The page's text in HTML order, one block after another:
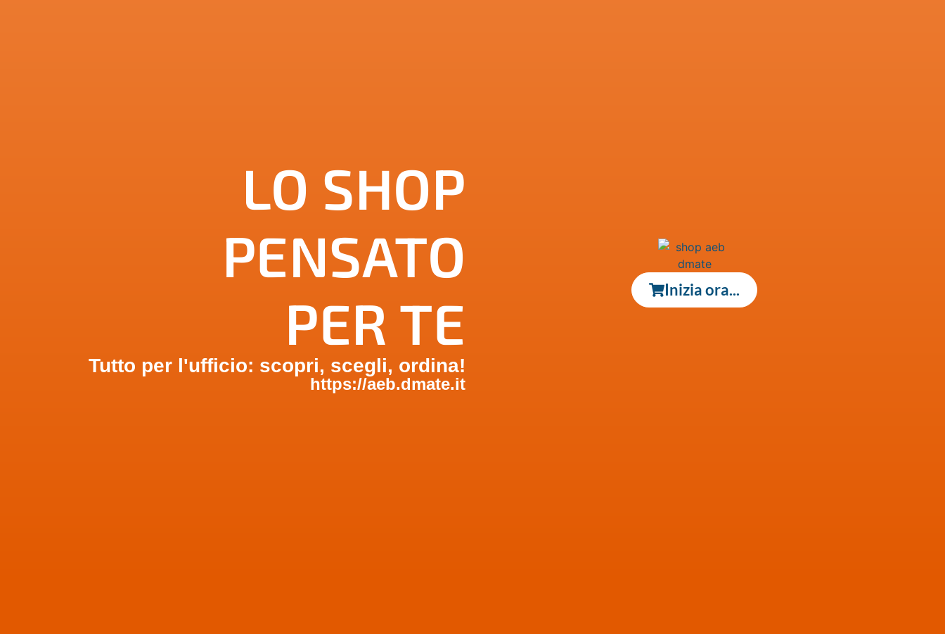
LO SHOP
PENSATO
PER TE
Tutto per l'ufficio: scopri, scegli, ordina!
https://aeb.dmate.it
Inizia ora...